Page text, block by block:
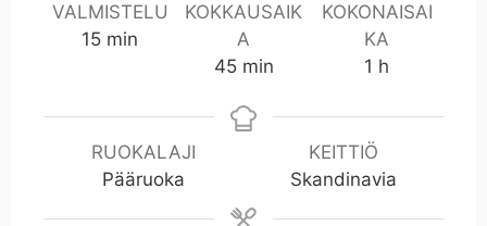
VALMISTELU
15mmin
KOKKAUSAIK
A
45m
n
min
KOKONAISAI
KA
1
n
t
i
h
RUOKALAJI
Pääruoka
KEITTIÖ
Skandinavia